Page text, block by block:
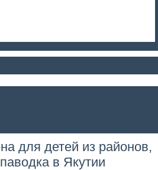
для детей из районов,
в Якутии